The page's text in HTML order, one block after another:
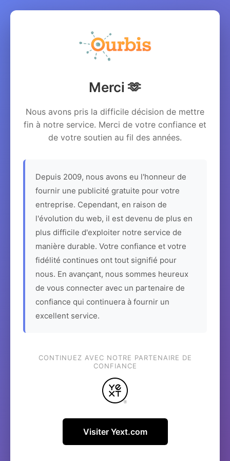
Merci 🫶
Nous avons pris la difficile décision de mettre
fin à notre service. Merci de votre confiance et
de votre soutien au fil des années.
Depuis 2009, nous avons eu l'honneur de
fournir une publicité gratuite pour votre
entreprise. Cependant, en raison de
l'évolution du web, il est devenu de plus en
plus difficile d'exploiter notre service de
manière durable. Votre confiance et votre
fidélité continues ont tout signifié pour
nous. En avançant, nous sommes heureux
de vous connecter avec un partenaire de
confiance qui continuera à fournir un
excellent service.
CONTINUEZ AVEC NOTRE PARTENAIRE DE
CONFIANCE
Visiter Yext.com